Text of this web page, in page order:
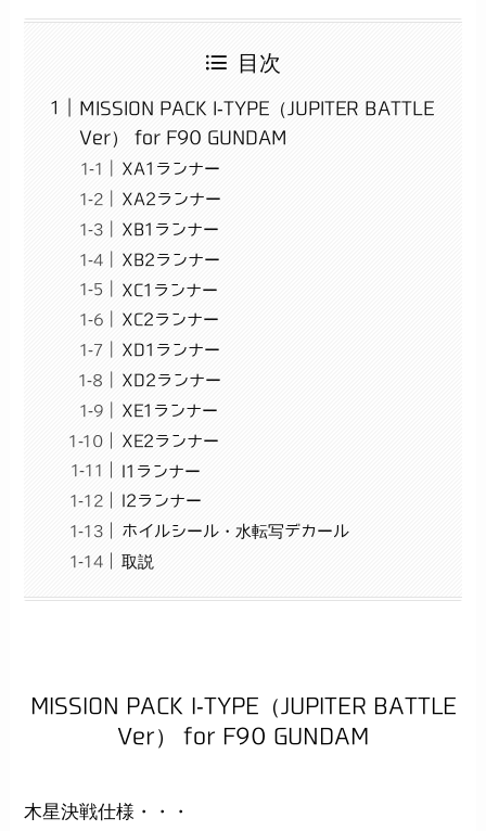
目次
MISSION PACK I-TYPE（JUPITER BATTLE
Ver） for F90 GUNDAM
XA1ランナー
XA2ランナー
XB1ランナー
XB2ランナー
XC1ランナー
XC2ランナー
XD1ランナー
XD2ランナー
XE1ランナー
XE2ランナー
I1ランナー
I2ランナー
ホイルシール・水転写デカール
取説
MISSION PACK I-TYPE（JUPITER BATTLE
Ver） for F90 GUNDAM
木星決戦仕様・・・